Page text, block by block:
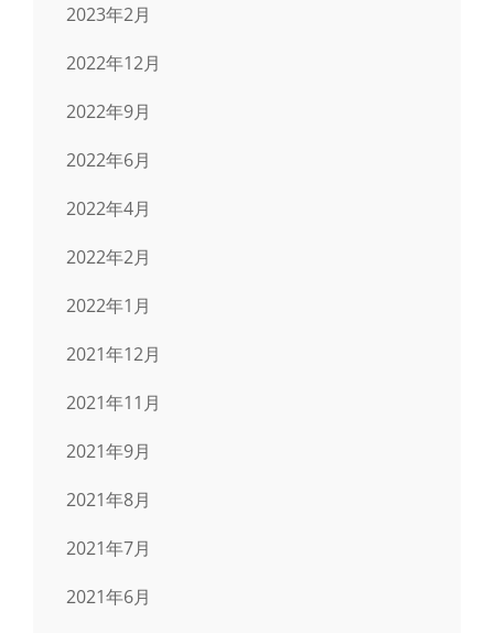
2023年2月
2022年12月
2022年9月
2022年6月
2022年4月
2022年2月
2022年1月
2021年12月
2021年11月
2021年9月
2021年8月
2021年7月
2021年6月